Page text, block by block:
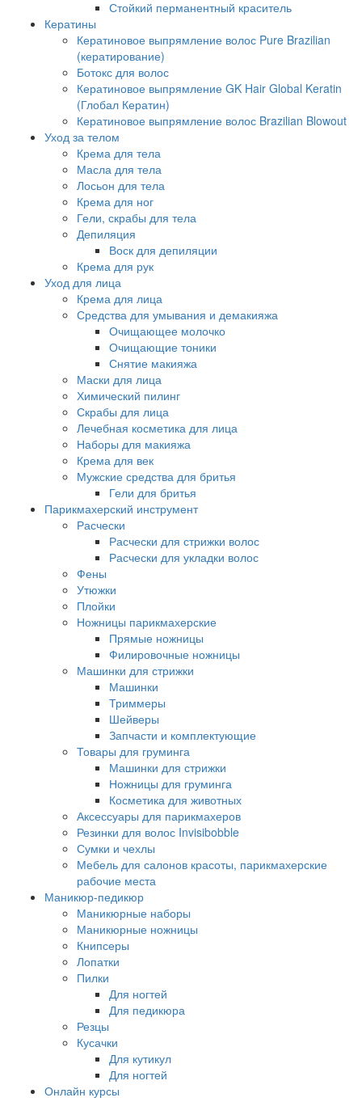
Стойкий перманентный краситель
Кератины
Кератиновое выпрямление волос Pure Brazilian
(кератирование)
Ботокс для волос
Кератиновое выпрямление GK Hair Global Keratin
(Глобал Кератин)
Кератиновое выпрямление волос Brazilian Blowout
Уход за телом
Крема для тела
Масла для тела
Лосьон для тела
Крема для ног
Гели, скрабы для тела
Депиляция
Воск для депиляции
Крема для рук
Уход для лица
Крема для лица
Средства для умывания и демакияжа
Очищающее молочко
Очищающие тоники
Снятие макияжа
Маски для лица
Химический пилинг
Скрабы для лица
Лечебная косметика для лица
Наборы для макияжа
Крема для век
Мужские средства для бритья
Гели для бритья
Парикмахерский инструмент
Расчески
Расчески для стрижки волос
Расчески для укладки волос
Фены
Утюжки
Плойки
Ножницы парикмахерские
Прямые ножницы
Филировочные ножницы
Машинки для стрижки
Машинки
Триммеры
Шейверы
Запчасти и комплектующие
Товары для груминга
Машинки для стрижки
Ножницы для груминга
Косметика для животных
Аксессуары для парикмахеров
Резинки для волос Invisibobble
Сумки и чехлы
Мебель для салонов красоты, парикмахерские
рабочие места
Маникюр-педикюр
Маникюрные наборы
Маникюрные ножницы
Книпсеры
Лопатки
Пилки
Для ногтей
Для педикюра
Резцы
Кусачки
Для кутикул
Для ногтей
Онлайн курсы